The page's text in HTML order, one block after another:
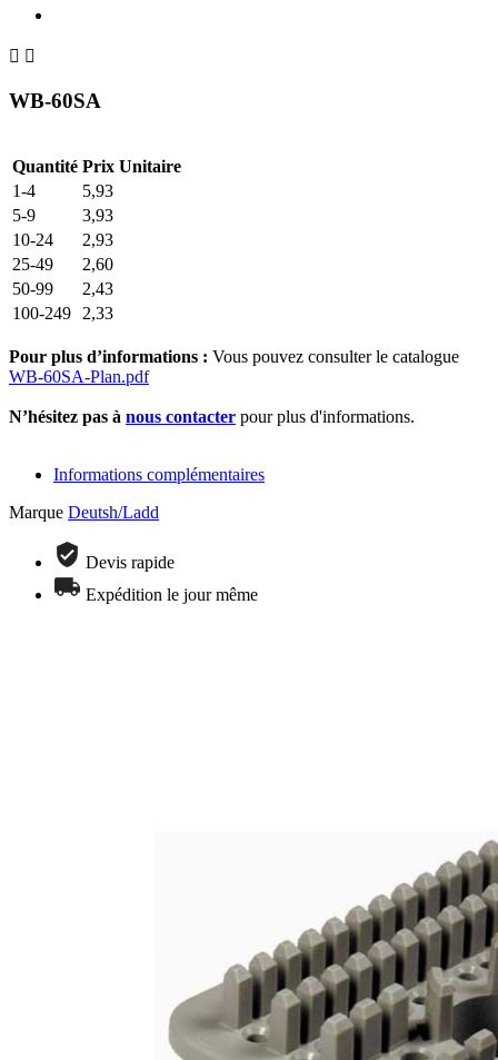
 
WB-60SA
Quantité Prix Unitaire
1-4
5,93
5-9
3,93
10-24
2,93
25-49
2,60
50-99
2,43
100-249 2,33
Pour plus d’informations : Vous pouvez consulter le catalogue
WB-60SA-Plan.pdf
N’hésitez pas à nous contacter pour plus d'informations.
Informations complémentaires
Marque Deutsh/Ladd
Devis rapide
Expédition le jour même